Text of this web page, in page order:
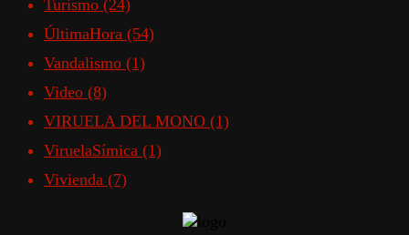
Turismo (24)
ÚltimaHora (54)
Vandalismo (1)
Video (8)
VIRUELA DEL MONO (1)
ViruelaSímica (1)
Vivienda (7)